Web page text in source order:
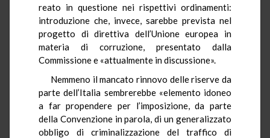
reato in questione nei rispettivi ordinamenti:
introduzione che, invece, sarebbe prevista nel
progetto di direttiva dell’Unione europea in
materia di corruzione, presentato dalla
Commissione e «attualmente in discussione».
Nemmeno il mancato rinnovo delle riserve da
parte dell’Italia sembrerebbe «elemento idoneo
a far propendere per l’imposizione, da parte
della Convenzione in parola, di un generalizzato
obbligo di criminalizzazione del traffico di